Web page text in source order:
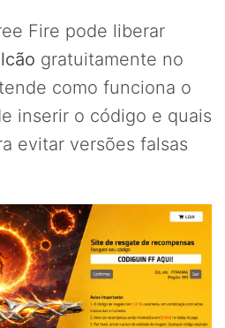
Fire pode liberar
gratuitamente no
como funciona o
inserir o código e quais
evitar versões falsas